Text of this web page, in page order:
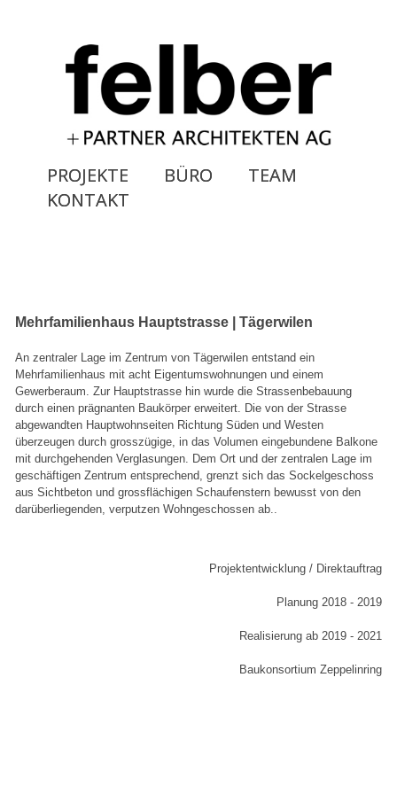
PROJEKTE BÜRO
TEAM
KONTAKT
Mehrfamilienhaus Hauptstrasse | Tägerwilen
An zentraler Lage im Zentrum von Tägerwilen entstand ein
Mehrfamilienhaus mit acht Eigentumswohnungen und einem
Gewerberaum. Zur Hauptstrasse hin wurde die Strassenbebauung
durch einen prägnanten Baukörper erweitert. Die von der Strasse
abgewandten Hauptwohnseiten Richtung Süden und Westen
überzeugen durch grosszügige, in das Volumen eingebundene Balkone
mit durchgehenden Verglasungen. Dem Ort und der zentralen Lage im
geschäftigen Zentrum entsprechend, grenzt sich das Sockelgeschoss
aus Sichtbeton und grossflächigen Schaufenstern bewusst von den
darüberliegenden, verputzen Wohngeschossen ab..
Projektentwicklung / Direktauftrag
Planung 2018 - 2019
Realisierung ab 2019 - 2021
Baukonsortium Zeppelinring